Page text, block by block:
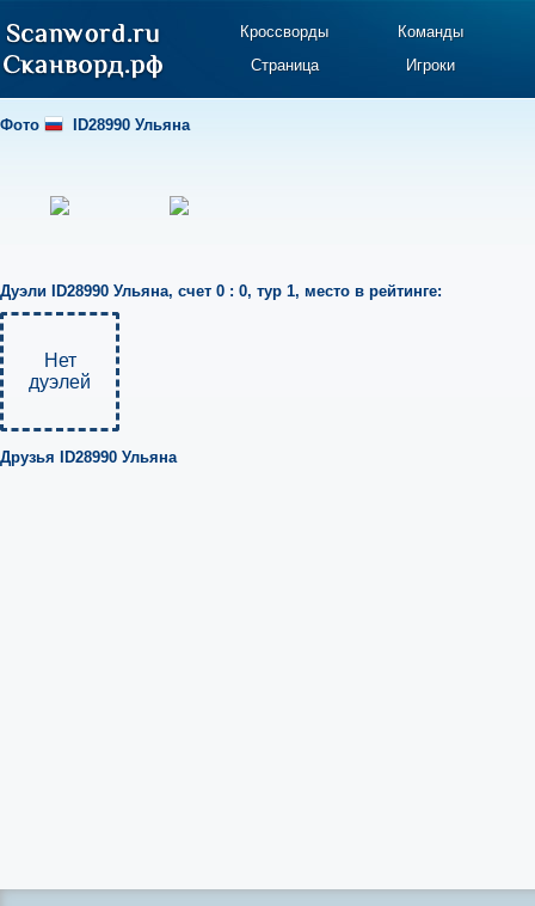
Кроссворды
Команды
Страница
Игроки
Фото ID28990 Ульяна
Дуэли ID28990 Ульяна, счет 0 : 0, тур 1, место в рейтинге:
Нет
дуэлей
Друзья ID28990 Ульяна